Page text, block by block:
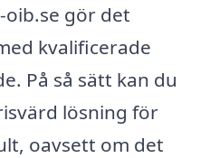
gör det
kvalificerade
På så sätt kan du
lösning för
oavsett om det